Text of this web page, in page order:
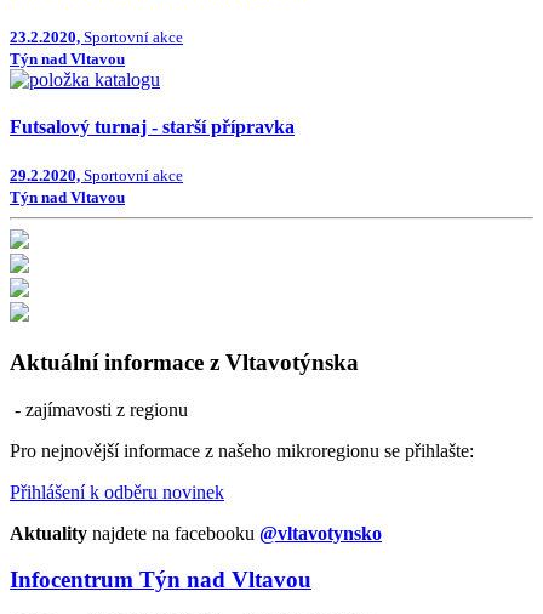
23.2.2020, Sportovní akce
Týn nad Vltavou
Futsalový turnaj - starší přípravka
29.2.2020, Sportovní akce
Týn nad Vltavou
Aktuální informace z Vltavotýnska
- zajímavosti z regionu
Pro nejnovější informace z našeho mikroregionu se přihlašte:
Přihlášení k odběru novinek
Aktuality najdete na facebooku @vltavotynsko
Infocentrum Týn nad Vltavou